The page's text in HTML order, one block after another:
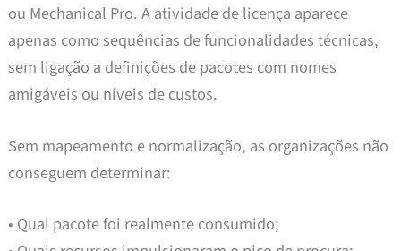
ou Mechanical Pro. A atividade de licença aparece
apenas como sequências de funcionalidades técnicas,
sem ligação a definições de pacotes com nomes
amigáveis ou níveis de custos.
Sem mapeamento e normalização, as organizações não
conseguem determinar:
• Qual pacote foi realmente consumido;